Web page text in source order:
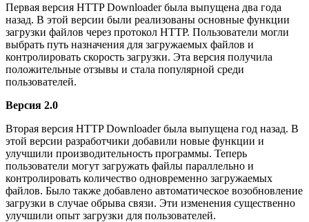
Первая версия HTTP Downloader была выпущена два года
назад. В этой версии были реализованы основные функции
загрузки файлов через протокол HTTP. Пользователи могли
выбрать путь назначения для загружаемых файлов и
контролировать скорость загрузки. Эта версия получила
положительные отзывы и стала популярной среди
пользователей.
Версия 2.0
Вторая версия HTTP Downloader была выпущена год назад. В
этой версии разработчики добавили новые функции и
улучшили производительность программы. Теперь
пользователи могут загружать файлы параллельно и
контролировать количество одновременно загружаемых
файлов. Было также добавлено автоматическое возобновление
загрузки в случае обрыва связи. Эти изменения существенно
улучшили опыт загрузки для пользователей.